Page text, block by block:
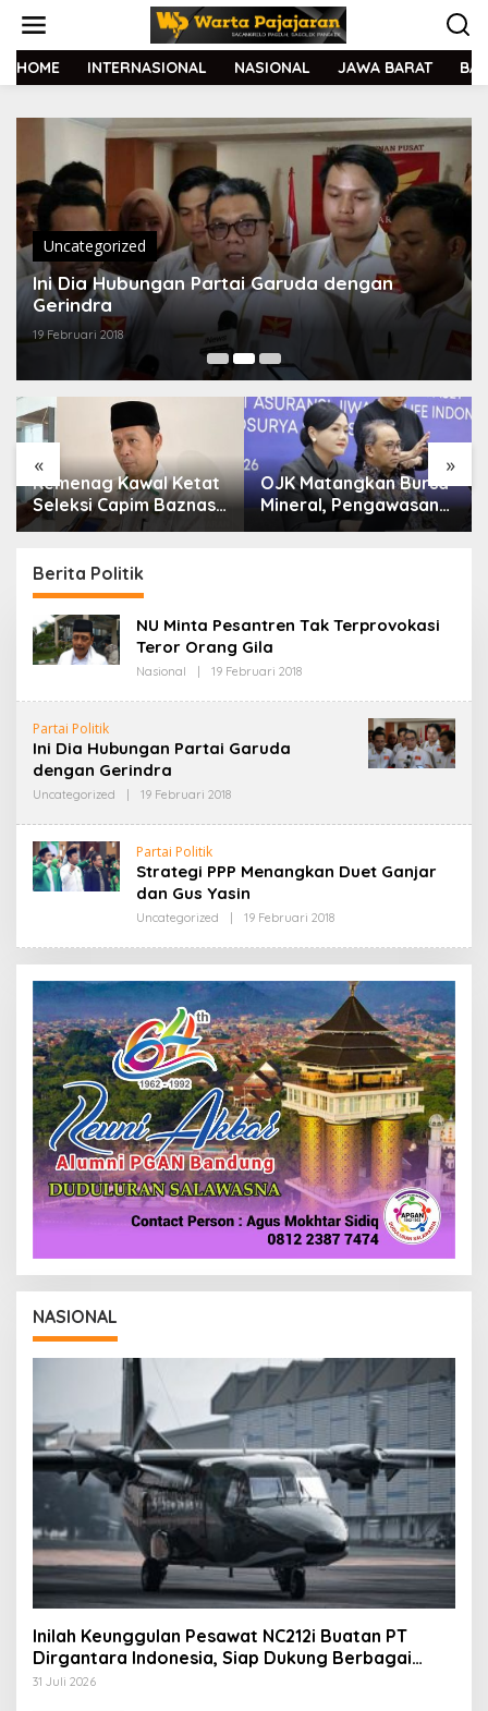
t
HOME INTERNASIONAL NASIONAL JAWA BARAT
Uncategorized
Ini Dia Hubungan Partai Garuda dengan
Gerindra
19 Februari 2018
« »
Kemenag Kawal Ketat
Seleksi Capim Baznas
Kota Cimahi: Kita Ingin
Berintegritas
OJK Matangkan Bursa
Mineral, Pengawasan
Resmi Dimulai Awal
Berita Politik
NU Minta Pesantren Tak Terprovokasi
Teror Orang Gila
Nasional | 19 Februari 2018
E
Partai Politik
Ini Dia Hubungan Partai Garuda
dengan Gerindra
Uncategorized | 19 Februari 2018
E
D
M
I
N
Partai Politik
Strategi PPP Menangkan Duet Ganjar
dan Gus Yasin
Uncategorized | 19 Februari 2018
E
H
A
M
N
2
NASIONAL
Inilah Keunggulan Pesawat NC212i Buatan PT
Dirgantara Indonesia, Siap Dukung Berbagai
Operasi TNI
31 Juli 2026